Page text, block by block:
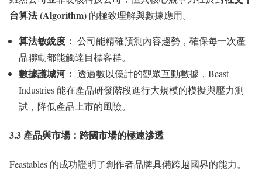
台算法 (Algorithm) 的極致理解與數據應用。
算法敏銳度： 公司能精確預測內容趨勢，確保每一次產
品聯動都能觸達目標客群。
數據護城河： 透過數以億計的觀眾互動數據，Beast
Industries 能在產品研發階段進行大規模的模擬與壓力測
試，降低產品上市的風險。
3.3 產品與市場：跨國市場的極速滲透
Feastables 的成功證明了創作者品牌具備跨越國界的能力。